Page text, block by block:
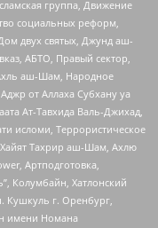
группа, Движение
социальных реформ,
двух святых, Джунд аш-
АБТО, Правый сектор,
аш-Шам, Народное
от Аллаха Субхану уа
Ат-Тавхида Валь-Джихад,
исломи, Террористическое
Хайят Тахрир аш-Шам, Ахлю
Артподготовка,
Колумбайн, Хатлонский
Кушкуль г. Оренбург,
имени Номана